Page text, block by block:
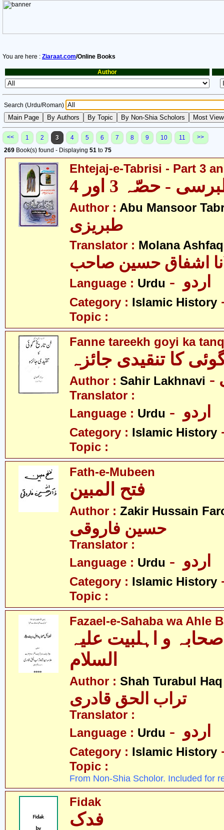
You are here : Ziaraat.com/Online Books
Author
Search (Urdu/Roman)
<< 1 2 3 4 5 6 7 8 9 10 11
>>
269 Book(s) found - Displaying 51 to 75
Ehtejaj-e-Tabrisi - Part 3
- حصّہ 3 اور 4
Author : Abu Mansoor
طبریزی
Translator : Molana
اشفاق حسین صاحب
Language : Urdu
Category : Islamic History
Topic :
Fanne tareekh goyi ka
کا تنقیدی جائزہ
Author : Sahir Lakhnavi
Translator :
Language : Urdu
Category : Islamic History
Topic :
Fath-e-Mubeen
فتح المبین
Author : Zakir Hussain
حسین فاروقی
Translator :
Language : Urdu
Category : Islamic History
Topic :
Fazael-e-Sahaba wa Ahle
و اہلبیت علیہ
السلام
Author : Shah Turabul
تراب الحق قادری
Translator :
Language : Urdu
Category : Islamic History
Topic :
From Non-Shia Scholor. Included for
Fidak